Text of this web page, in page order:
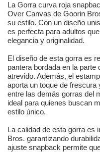
La Gorra curva roja
Over Canvas de Goorin
su estilo. Con un diseño
es perfecta para adultos
elegancia y originalidad.
El diseño de esta gorra es
pantera bordada en la parte
atrevido. Además, el
aporta un toque de
entre las demás gorras del
ideal para quienes buscan
estilo único.
La calidad de esta gorra es
Bros. garantizando
ajuste snapback permite